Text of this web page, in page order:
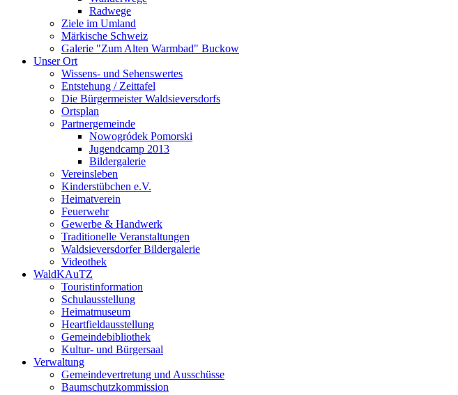
Radwege
Ziele im Umland
Märkische Schweiz
Galerie "Zum Alten Warmbad" Buckow
Unser Ort
Wissens- und Sehenswertes
Entstehung / Zeittafel
Die Bürgermeister Waldsieversdorfs
Ortsplan
Partnergemeinde
Nowogródek Pomorski
Jugendcamp 2013
Bildergalerie
Vereinsleben
Kinderstübchen e.V.
Heimatverein
Feuerwehr
Gewerbe & Handwerk
Traditionelle Veranstaltungen
Waldsieversdorfer Bildergalerie
Videothek
WaldKAuTZ
Touristinformation
Schulausstellung
Heimatmuseum
Heartfieldausstellung
Gemeindebibliothek
Kultur- und Bürgersaal
Verwaltung
Gemeindevertretung und Ausschüsse
Baumschutzkommission